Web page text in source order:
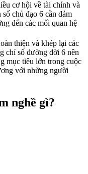
cơ hội về tài chính và
chủ đạo 6 cần đảm
đến các mối quan hệ
thiện và khép lại các
chỉ số đường đời 6 nên
mục tiêu lớn trong cuộc
với những người
nghề gì?